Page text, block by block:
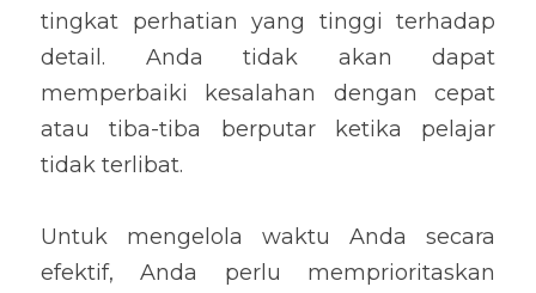
tingkat perhatian yang tinggi terhadap
detail. Anda tidak akan dapat
memperbaiki kesalahan dengan cepat
atau tiba-tiba berputar ketika pelajar
tidak terlibat.
Untuk mengelola waktu Anda secara
efektif, Anda perlu memprioritaskan